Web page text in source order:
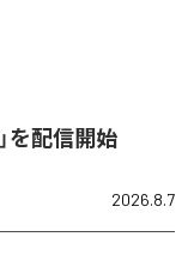
を配信開始
2026.8.7